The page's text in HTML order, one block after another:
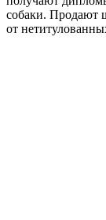
собаки. Продают
от